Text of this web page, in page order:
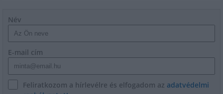
Név
E-mail cím
Feliratkozom a hírlevélre és elfogadom az adatvédelmi